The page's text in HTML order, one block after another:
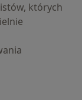
których